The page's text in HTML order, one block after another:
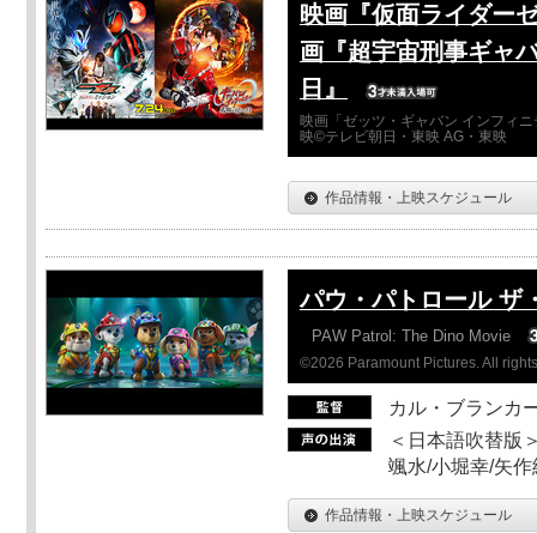
映画『仮面ライダー
画『超宇宙刑事ギャ
日』
映画「ゼッツ・ギャバン インフィ
映©テレビ朝日・東映 AG・東映
作品情報・上映スケジュール
パウ・パトロール ザ
PAW Patrol: The Dino Movie
©2026 Paramount Pictures. All
カル・ブランカ
＜日本語吹替版
颯水/小堀幸/矢作
作品情報・上映スケジュール